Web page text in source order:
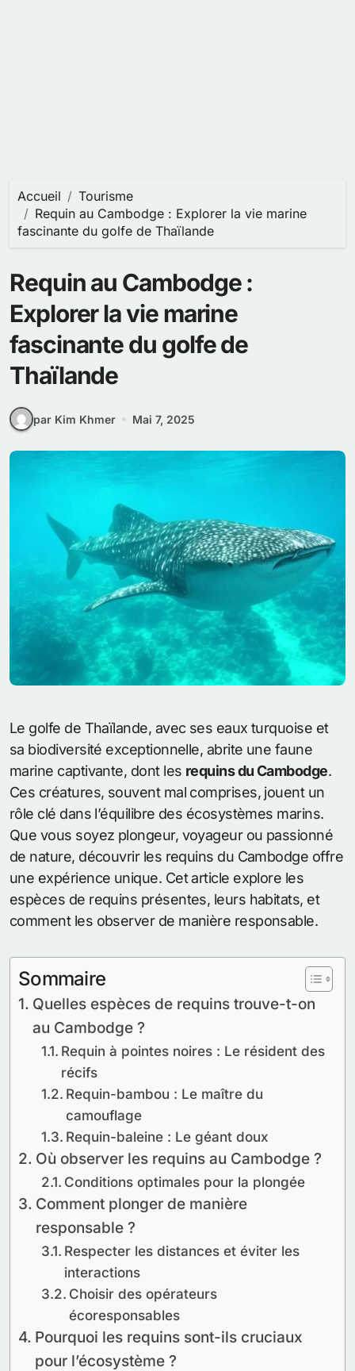
Accueil
Tourisme
Requin au Cambodge : Explorer la vie marine
fascinante du golfe de Thaïlande
Requin au Cambodge :
Explorer la vie marine
fascinante du golfe de
Thaïlande
par Kim Khmer Mai 7, 2025
Le golfe de Thaïlande, avec ses eaux turquoise et
sa biodiversité exceptionnelle, abrite une faune
marine captivante, dont les requins du Cambodge.
Ces créatures, souvent mal comprises, jouent un
rôle clé dans l’équilibre des écosystèmes marins.
Que vous soyez plongeur, voyageur ou passionné
de nature, découvrir les requins du Cambodge offre
une expérience unique. Cet article explore les
espèces de requins présentes, leurs habitats, et
comment les observer de manière responsable.
Sommaire
Quelles espèces de requins trouve-t-on
au Cambodge ?
Requin à pointes noires : Le résident des
récifs
Requin-bambou : Le maître du
camouflage
Requin-baleine : Le géant doux
Où observer les requins au Cambodge ?
Conditions optimales pour la plongée
Comment plonger de manière
responsable ?
Respecter les distances et éviter les
interactions
Choisir des opérateurs
écoresponsables
Pourquoi les requins sont-ils cruciaux
pour l’écosystème ?